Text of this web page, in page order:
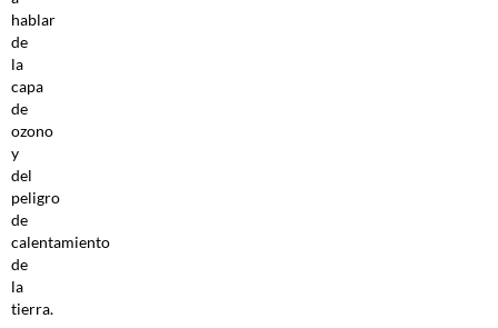
hablar
de
la
capa
de
ozono
y
del
peligro
de
calentamiento
de
la
tierra.